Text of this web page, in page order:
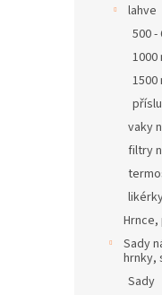
lahve
500 -
1000
1500
vaky
filtry
Sady
hrnky,
Sady